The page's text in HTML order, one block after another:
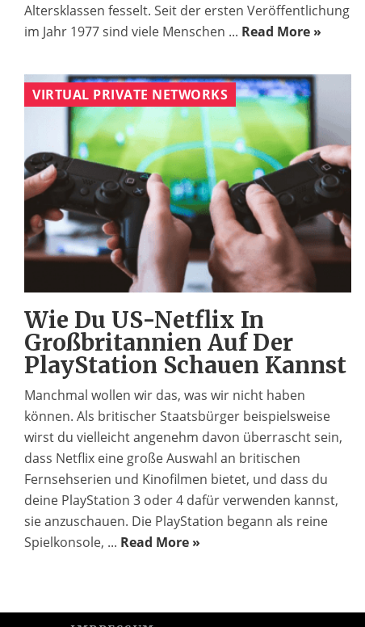
Altersklassen fesselt. Seit der ersten Veröffentlichung
im Jahr 1977 sind viele Menschen ... Read More »
VIRTUAL PRIVATE NETWORKS
Wie Du US-Netflix In
Großbritannien Auf Der
PlayStation Schauen Kannst
Manchmal wollen wir das, was wir nicht haben
können. Als britischer Staatsbürger beispielsweise
wirst du vielleicht angenehm davon überrascht sein,
dass Netflix eine große Auswahl an britischen
Fernsehserien und Kinofilmen bietet, und dass du
deine PlayStation 3 oder 4 dafür verwenden kannst,
sie anzuschauen. Die PlayStation begann als reine
Spielkonsole, ... Read More »